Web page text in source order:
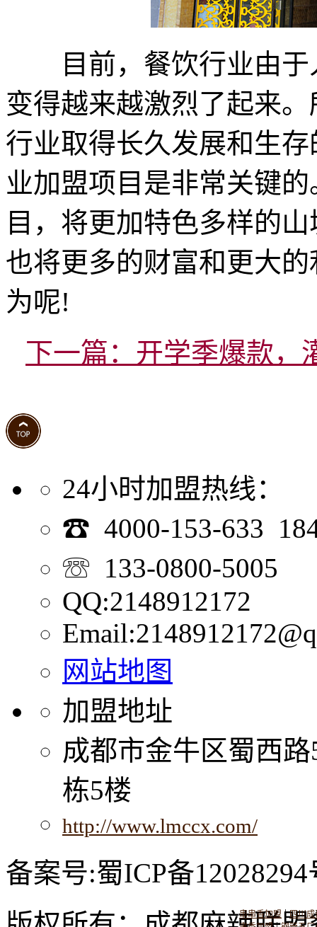
目前，餐饮行业由于
变得越来越激烈了起来
行业取得长久发展和生
业加盟项目是非常关键
目，将更加特色多样的
也将更多的财富和更大
为呢!
下一篇：开学季爆款，
24小时加盟热线：
☎ 4000-153-633
☏ 133-0800-5005
QQ:2148912172
网站地图
加盟地址
成都市金牛区蜀西
栋5楼
http://www.lmccx.com/
串串香加盟 |四川成
备案号:蜀ICP备12028294